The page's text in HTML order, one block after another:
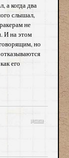
а когда два
слышал,
не
И на этом
но
его
цитата